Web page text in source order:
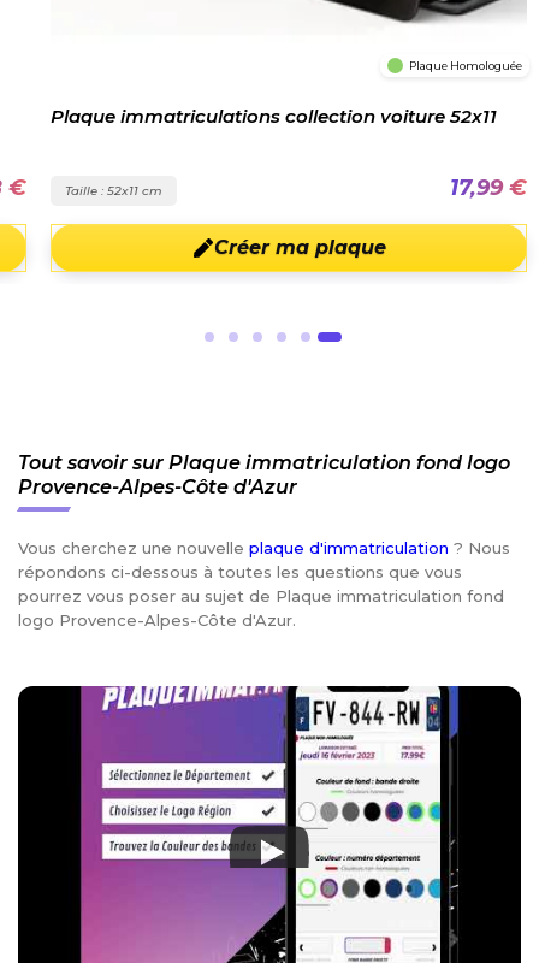
€
Plaque Homologuée
Plaque immatriculations collection voiture 52x11
Taille : 52x11 cm 17,99 €
Créer ma plaque
Tout savoir sur Plaque immatriculation fond logo
Provence-Alpes-Côte d'Azur
Vous cherchez une nouvelle plaque d'immatriculation ? Nous
répondons ci-dessous à toutes les questions que vous
pourrez vous poser au sujet de Plaque immatriculation fond
logo Provence-Alpes-Côte d'Azur.